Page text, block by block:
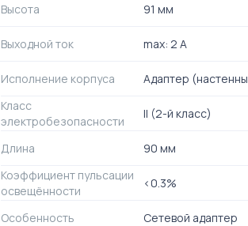
Высота 91 мм
Выходной ток max: 2 A
Исполнение корпуса Адаптер
Класс
электробезопасности
II (2-й класс)
Длина 90 мм
Коэффициент пульсации
освещённости
<0.3%
Особенность Сетевой адаптер